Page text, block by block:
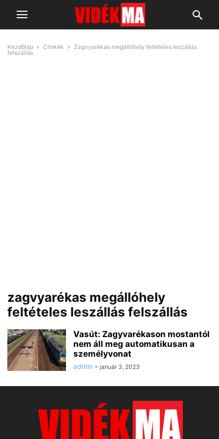
Kezdőlap Címkék
Zagvyarékas megállóhely feltételes leszállás
felszállás
zagvyarékas megállóhely
feltételes leszállás felszállás
Vasút: Zagyvarékason mostantól
nem áll meg automatikusan a
személyvonat
admin - január 3, 2023